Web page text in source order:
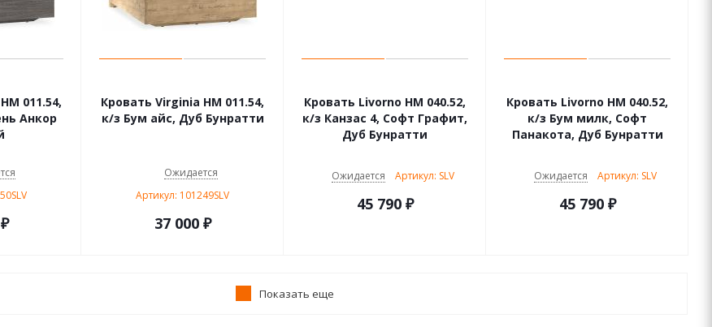
011.54,
Анкор
Кровать Virginia НМ 011.54,
к/з Бум айс, Дуб Бунратти
Ожидается
Артикул: 101249SLV
37 000₽
Кровать Livorno НМ 040.52,
к/з Канзас 4, Софт Графит,
Дуб Бунратти
Ожидается Артикул: SLV
45 790₽
Кровать Livorno НМ 040.52,
к/з Бум милк, Софт
Панакота, Дуб Бунратти
Ожидается Артикул: SLV
45 790₽
Показать еще